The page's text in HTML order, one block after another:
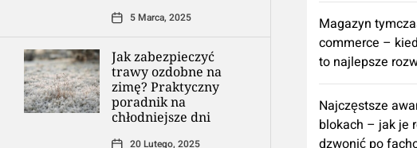
5 Marca, 2025
Jak zabezpieczyć
trawy ozdobne na
zimę? Praktyczny
poradnik na
chłodniejsze dni
20 Lutego, 2025
Magazyn
commerce –
to najlepsze
Najczęstsze
blokach – jak je
dzwonić po